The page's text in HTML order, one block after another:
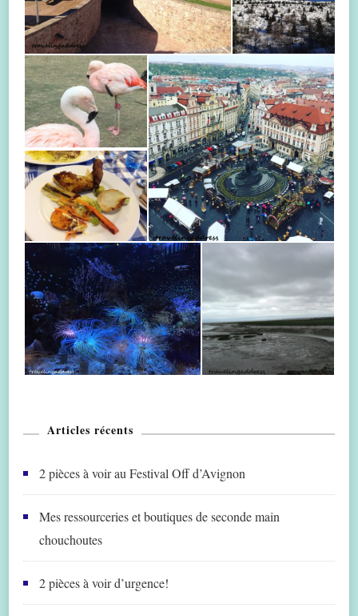
Articles récents
2 pièces à voir au Festival Off d’Avignon
Mes ressourceries et boutiques de seconde main
chouchoutes
2 pièces à voir d’urgence!